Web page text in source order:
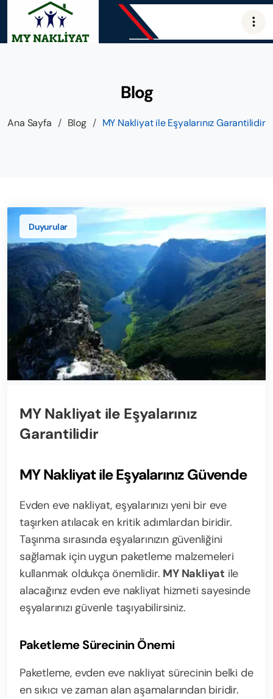
Blog
Ana Sayfa / Blog / MY Nakliyat ile Eşyalarınız Garantilidir
Duyurular
MY Nakliyat ile Eşyalarınız
Garantilidir
MY Nakliyat ile Eşyalarınız Güvende
Evden eve nakliyat, eşyalarınızı yeni bir eve
taşırken atılacak en kritik adımlardan biridir.
Taşınma sırasında eşyalarınızın güvenliğini
sağlamak için uygun paketleme malzemeleri
kullanmak oldukça önemlidir. MY Nakliyat ile
alacağınız evden eve nakliyat hizmeti sayesinde
eşyalarınızı güvenle taşıyabilirsiniz.
Paketleme Sürecinin Önemi
Paketleme, evden eve nakliyat sürecinin belki de
en sıkıcı ve zaman alan aşamalarından biridir.